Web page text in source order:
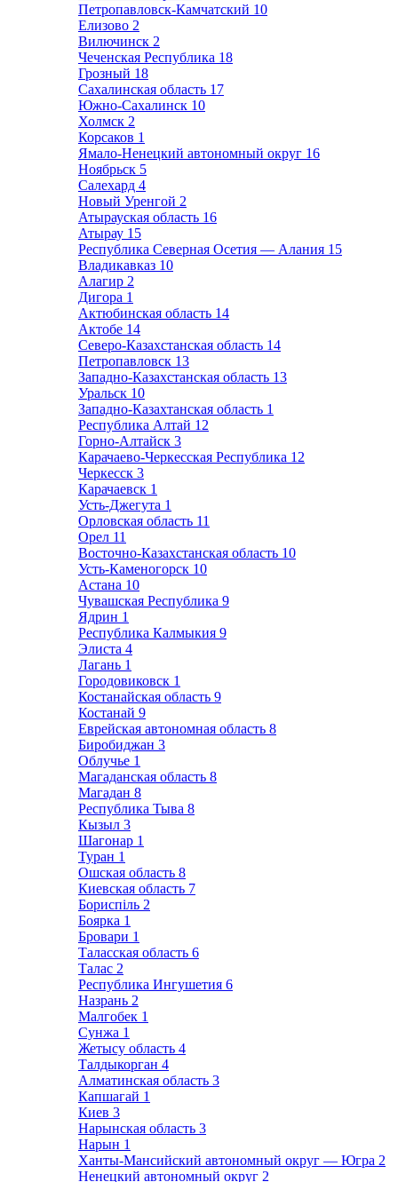
Петропавловск-Камчатский 10
Елизово 2
Вилючинск 2
Чеченская Республика 18
Грозный 18
Сахалинская область 17
Южно-Сахалинск 10
Холмск 2
Корсаков 1
Ямало-Ненецкий автономный округ 16
Ноябрьск 5
Салехард 4
Новый Уренгой 2
Атырауская область 16
Атырау 15
Республика Северная Осетия — Алания 15
Владикавказ 10
Алагир 2
Дигора 1
Актюбинская область 14
Актобе 14
Северо-Казахстанская область 14
Петропавловск 13
Западно-Казахстанская область 13
Уральск 10
Западно-Казахтанская область 1
Республика Алтай 12
Горно-Алтайск 3
Карачаево-Черкесская Республика 12
Черкесск 3
Карачаевск 1
Усть-Джегута 1
Орловская область 11
Орел 11
Восточно-Казахстанская область 10
Усть-Каменогорск 10
Астана 10
Чувашская Республика 9
Ядрин 1
Республика Калмыкия 9
Элиста 4
Лагань 1
Городовиковск 1
Костанайская область 9
Костанай 9
Еврейская автономная область 8
Биробиджан 3
Облучье 1
Магаданская область 8
Магадан 8
Республика Тыва 8
Кызыл 3
Шагонар 1
Туран 1
Ошская область 8
Киевская область 7
Бориспіль 2
Боярка 1
Бровари 1
Таласская область 6
Талас 2
Республика Ингушетия 6
Назрань 2
Малгобек 1
Сунжа 1
Жетысу область 4
Талдыкорган 4
Алматинская область 3
Капшагай 1
Киев 3
Нарынская область 3
Нарын 1
Ханты-Мансийский автономный округ — Югра 2
Ненецкий автономный округ 2